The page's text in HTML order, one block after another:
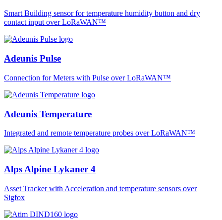
Smart Building sensor for temperature humidity button and dry
contact input over LoRaWAN™
Adeunis Pulse
Connection for Meters with Pulse over LoRaWAN™
Adeunis Temperature
Integrated and remote temperature probes over LoRaWAN™
Alps Alpine Lykaner 4
Asset Tracker with Acceleration and temperature sensors over
Sigfox